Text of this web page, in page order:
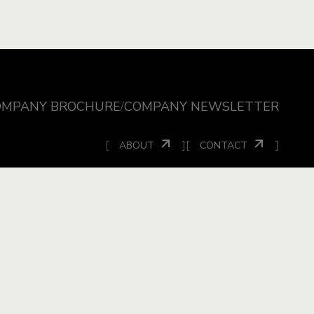
BROCHURE/COMPANY NEWSLETTER
[ ABOUT ][ CONTACT ]